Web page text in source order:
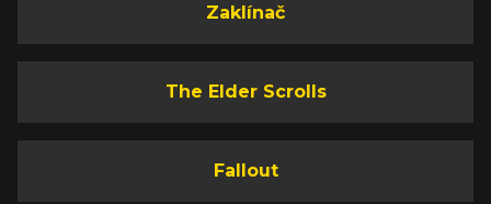
Zaklínač
The Elder Scrolls
Fallout